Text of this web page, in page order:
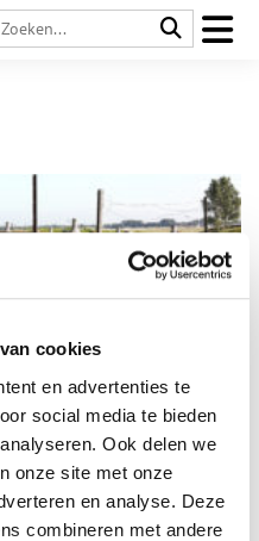
cookies
en advertenties te
social media te bieden
Ook delen we
onze site met onze
en analyse. Deze
combineren met andere
‘minifort’ in de Geniedijk,
Fort bij Aalsmeer. De
van de Stelling